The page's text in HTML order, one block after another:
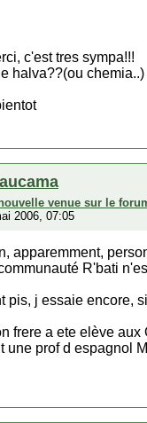
c'est tres sympa!!!
halva??(ou
venue sur le
2006, 07:05
apparemment,
R'bati
pis, j essaie encore,
frere a ete elève
une prof d espagnol